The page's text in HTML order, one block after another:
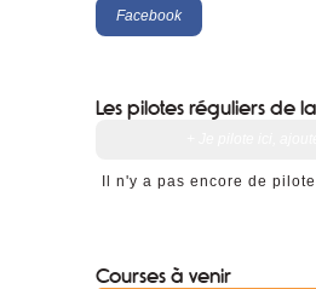
Facebook
Les pilotes réguliers de
Il n'y a pas encore de
Courses à venir